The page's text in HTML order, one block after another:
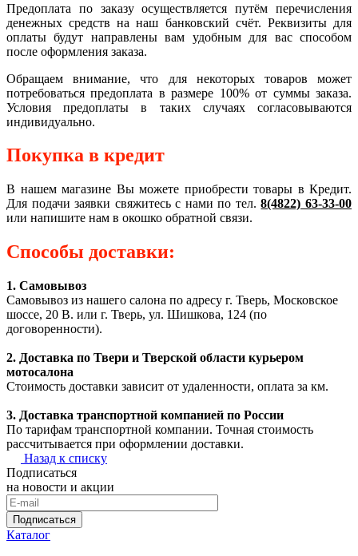
Предоплата по заказу осуществляется путём перечисления
денежных средств на наш банковский счёт. Реквизиты для
оплаты будут направлены вам удобным для вас способом
после оформления заказа.
Обращаем внимание, что для некоторых товаров может
потребоваться предоплата в размере 100% от суммы заказа.
Условия предоплаты в таких случаях согласовываются
индивидуально.
Покупка в кредит
В нашем магазине Вы можете приобрести товары в Кредит.
Для подачи заявки свяжитесь с нами по тел.8(4822) 63-33-00
или напишите нам в окошко обратной связи.
Способы доставки:
1. Самовывоз
Самовывоз из нашего салона по адресу г. Тверь, Московское
шоссе, 20 В. или г. Тверь, ул. Шишкова, 124 (по
договоренности).
2. Доставка по Твери и Тверской области курьером
мотосалона
Стоимость доставки зависит от удаленности, оплата за км.
3. Доставка транспортной компанией по России
По тарифам транспортной компании. Точная стоимость
рассчитывается при оформлении доставки.
Назад к списку
Подписаться
на новости и акции
Подписаться
Каталог